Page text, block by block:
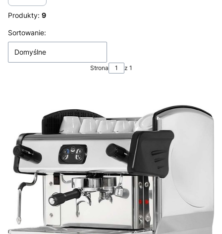
Produkty: 9
Lista produktów
Sortowanie:
Domyślne
Strona z 1